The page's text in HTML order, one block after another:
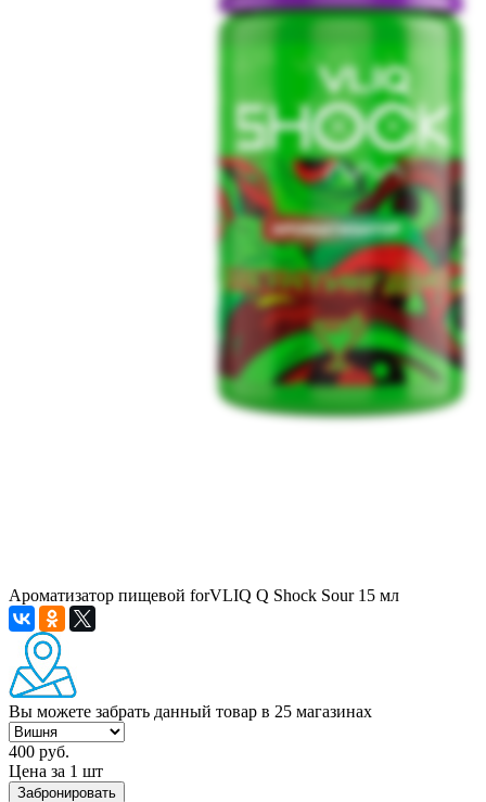
Ароматизатор пищевой forVLIQ Q Shock Sour 15 мл
Вы можете забрать данный товар в 25 магазинах
400 руб.
Цена за 1 шт
Забронировать